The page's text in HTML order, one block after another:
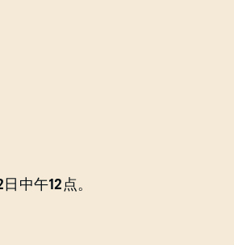
中午12点。